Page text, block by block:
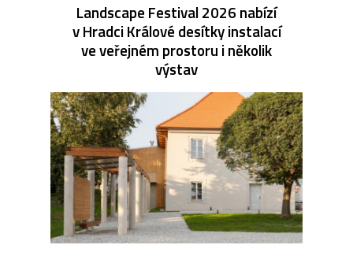
Landscape Festival 2026 nabízí
v Hradci Králové desítky instalací
ve veřejném prostoru i několik
výstav